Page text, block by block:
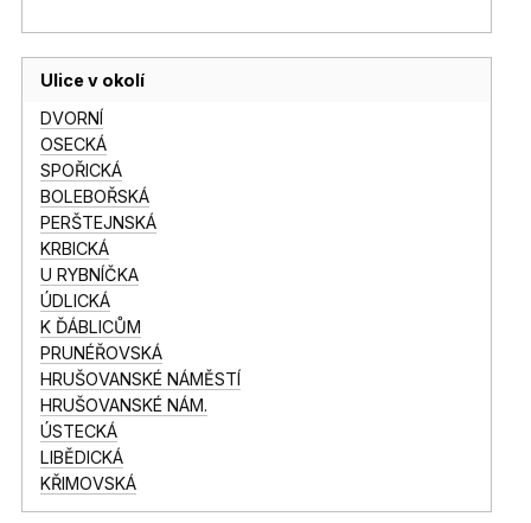
Ulice v okolí
DVORNÍ
OSECKÁ
SPOŘICKÁ
BOLEBOŘSKÁ
PERŠTEJNSKÁ
KRBICKÁ
U RYBNÍČKA
ÚDLICKÁ
K ĎÁBLICŮM
PRUNÉŘOVSKÁ
HRUŠOVANSKÉ NÁMĚSTÍ
HRUŠOVANSKÉ NÁM.
ÚSTECKÁ
LIBĚDICKÁ
KŘIMOVSKÁ